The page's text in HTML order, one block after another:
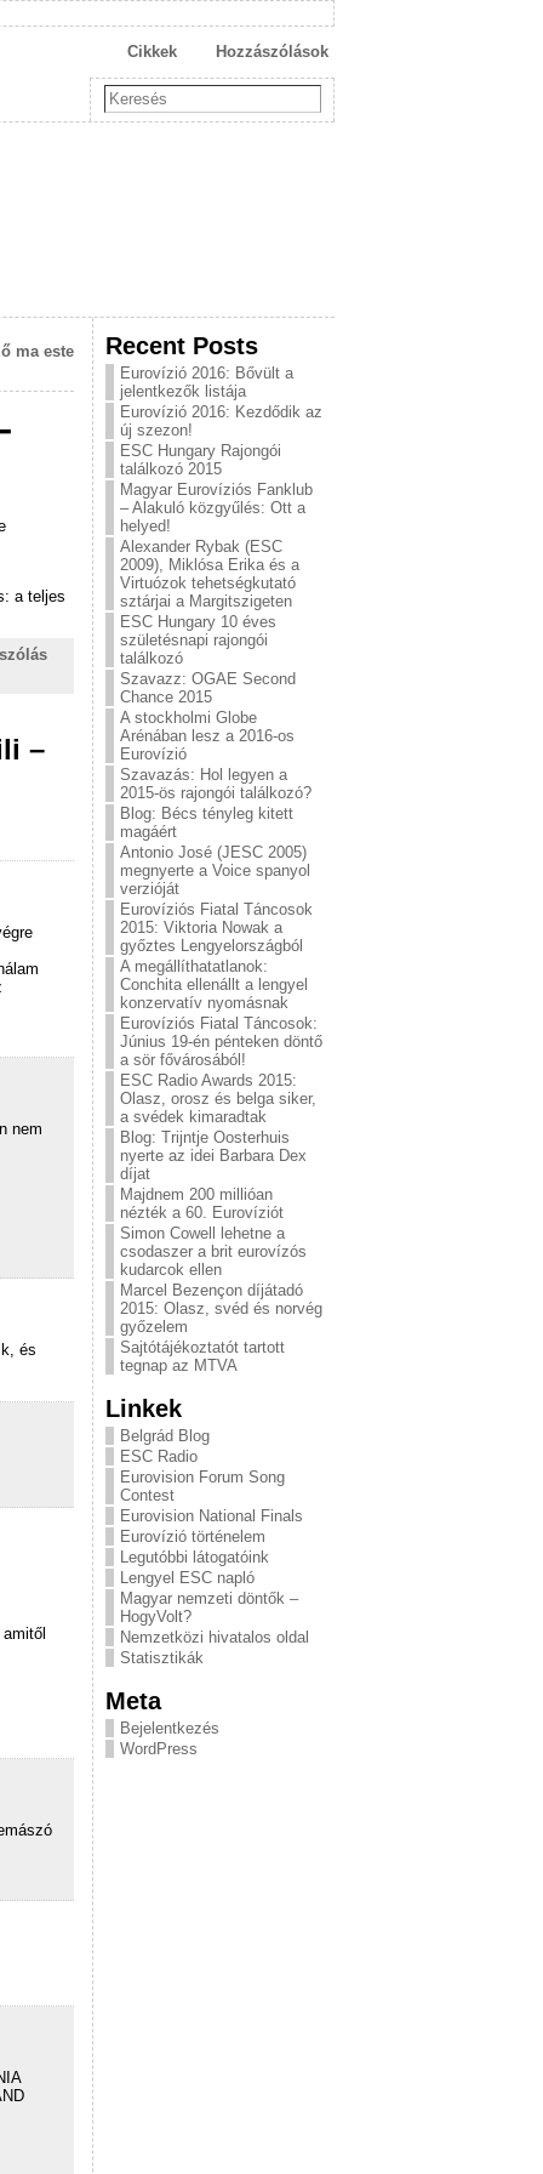
Hozzászólások
Cikkek
ma este
a teljes
–
nem
és
Recent Posts
Eurovízió 2016: Bővült a
jelentkezők listája
Eurovízió 2016: Kezdődik az
új szezon!
ESC Hungary Rajongói
találkozó 2015
Magyar Eurovíziós Fanklub
– Alakuló közgyűlés: Ott a
helyed!
Alexander Rybak (ESC
2009), Miklósa Erika és a
Virtuózok tehetségkutató
sztárjai a Margitszigeten
ESC Hungary 10 éves
születésnapi rajongói
találkozó
Szavazz: OGAE Second
Chance 2015
A stockholmi Globe
Arénában lesz a 2016-os
Eurovízió
Szavazás: Hol legyen a
2015-ös rajongói találkozó?
Blog: Bécs tényleg kitett
magáért
Antonio José (JESC 2005)
megnyerte a Voice spanyol
verzióját
Eurovíziós Fiatal Táncosok
2015: Viktoria Nowak a
győztes Lengyelországból
A megállíthatatlanok:
Conchita ellenállt a lengyel
konzervatív nyomásnak
Eurovíziós Fiatal Táncosok:
Június 19-én pénteken döntő
a sör fővárosából!
ESC Radio Awards 2015:
Olasz, orosz és belga siker,
a svédek kimaradtak
Blog: Trijntje Oosterhuis
nyerte az idei Barbara Dex
díjat
Majdnem 200 millióan
nézték a 60. Eurovíziót
Simon Cowell lehetne a
csodaszer a brit eurovízós
kudarcok ellen
Marcel Bezençon díjátadó
2015: Olasz, svéd és norvég
győzelem
Sajtótájékoztatót tartott
tegnap az MTVA
Linkek
Belgrád Blog
ESC Radio
Eurovision Forum Song
Contest
Eurovision National Finals
Eurovízió történelem
Legutóbbi látogatóink
Lengyel ESC napló
Magyar nemzeti döntők –
HogyVolt?
Nemzetközi hivatalos oldal
Statisztikák
Meta
Bejelentkezés
WordPress